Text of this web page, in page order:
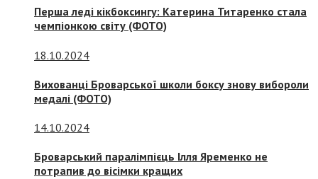
Перша леді кікбоксингу: Катерина Титаренко стала
чемпіонкою світу (ФОТО)
18.10.2024
Вихованці Броварської школи боксу знову вибороли
медалі (ФОТО)
14.10.2024
Броварський паралімпієць Ілля Яременко не
потрапив до вісімки кращих